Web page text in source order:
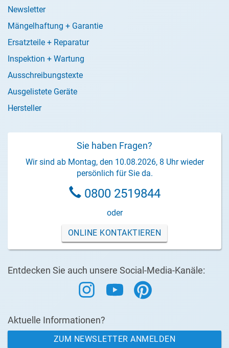
Newsletter
Mängelhaftung + Garantie
Ersatzteile + Reparatur
Inspektion + Wartung
Ausschreibungstexte
Ausgelistete Geräte
Hersteller
Sie haben Fragen?
Wir sind ab Montag, den 10.08.2026, 8 Uhr wieder
persönlich für Sie da.
0800 2519844
oder
ONLINE KONTAKTIEREN
Entdecken Sie auch unsere Social-Media-Kanäle:
Aktuelle Informationen?
ZUM NEWSLETTER ANMELDEN